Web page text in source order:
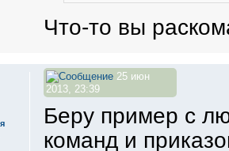
Что-то вы
25 июн
2013, 23:39
Беру пример с
команд и